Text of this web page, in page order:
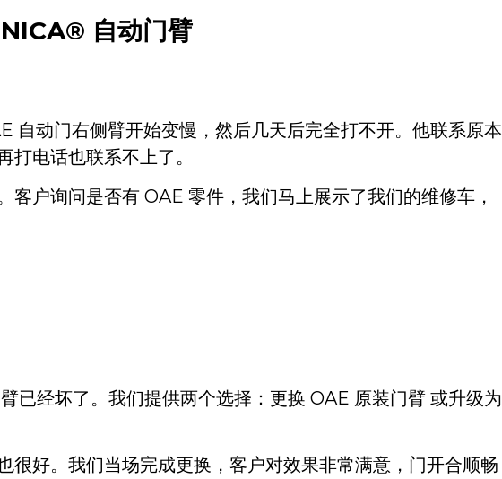
自动门臂
动门右侧臂开始变慢，然后几天后完全打不开。他联系原本
电话也联系不上了。
户询问是否有 OAE 零件，我们马上展示了我们的维修车，
已经坏了。我们提供两个选择：更换 OAE 原装门臂 或升级为
好。我们当场完成更换，客户对效果非常满意，门开合顺畅